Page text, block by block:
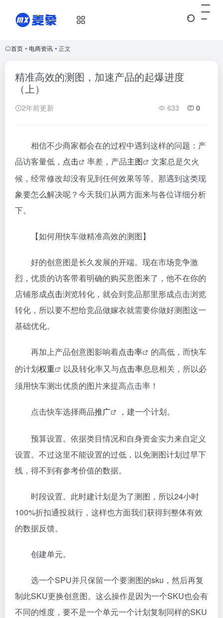
首页 • 电商资讯 • 正文
精准高效的测图，加速产品的起爆进度
（上）
2年前更新 633 0
相信不少商家都会在的过程中遇到这样的问题： 产
品访客量低， 点击 率差，产品主图
文案总是欠火
候，经常修改却没有见到任何效果等等。 那遇到这类现
象要怎么解决呢？今天我们从两方面来与各位详细分析
下。
【如何用快车做精准高效的测图】
好的创意图是长久发展的开端。现在市场竞争激
烈，优质的访客带着明确的购买意图来了，他不在你的
店铺形成点击浏览转化，就会到竞品那里形成点击浏览
转化，所以要不想给竞品做嫁衣就需要你做好测图这一
基础优化。
再加上产品创意图影响着点击率
的高低，而快车
的计划权重 以及转化率又与点击率息息相关，所以必
须用快车测出优质的图片来提高点击率！
点击快车选择商品推广 ，建一个计划。
预算设置。依据类目情况和自身资金实力来自定义
设置。不过这里不能设置的过低，以免测图计划过早下
线，得不到有参考价值的数据。
时段设置。此时建计划是为了测图，所以24小时
100%折扣通投就行，这样也方面我们获得到整体有效
的数据反馈。
创建单元。
选一个SPU并只保留一个要测图的sku，然后再复
制此SKU更换创意图。这么操作是因为一个SKU也会有
不同的维度，要不是一个单元一个计划复制同样的SKU